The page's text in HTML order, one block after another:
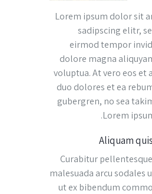
Lorem ipsum dolor sit
sadipscing elitr,
eirmod tempor
dolore magna
voluptua. At vero eos et
duo dolores et ea
gubergren, no sea
Lorem
Aliquam
Curabitur
malesuada arcu sodales
ut ex bibendum